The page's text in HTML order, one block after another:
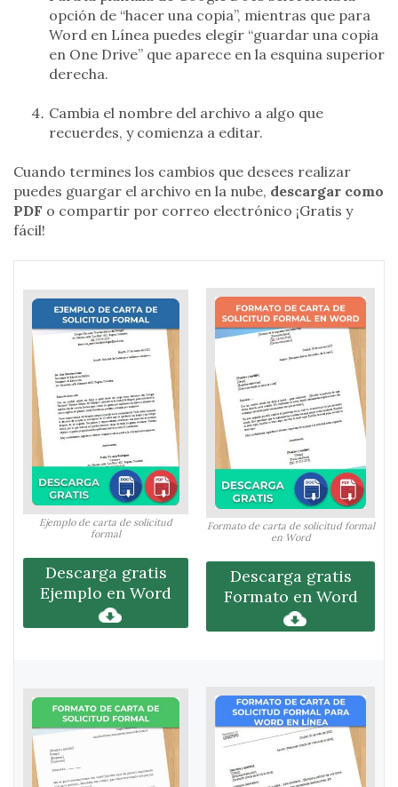
opción de “hacer una copia”, mientras que para
Word en Línea puedes elegir “guardar una copia
en One Drive” que aparece en la esquina superior
derecha.
Cambia el nombre del archivo a algo que
recuerdes, y comienza a editar.
Cuando termines los cambios que desees realizar
puedes guargar el archivo en la nube, descargar como
PDF o compartir por correo electrónico ¡Gratis y
fácil!
Ejemplo de carta de solicitud
formal
Descarga gratis
Ejemplo en Word
Formato de carta de solicitud formal
en Word
Descarga gratis
Formato en Word